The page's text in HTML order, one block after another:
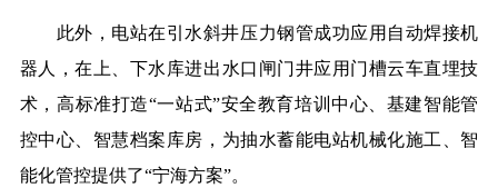
此外，电站在引水斜井压力钢管成功应用自动焊接机
器人
，在上、下水库进出水口闸门井应用门槽云车直埋技
术，高标准打造“一站式”安全教育培训中心、基建智能管
控中心、智慧档案库房 ，为抽水蓄能电站机械化施工、智
能化管控提供了“宁海方案”。